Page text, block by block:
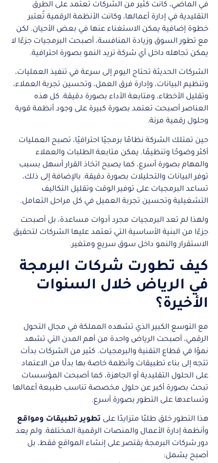
في الماضي، كانت كثير من الشركات تعتمد على الطرق
التقليدية في إدارة أعمالها، وكانت الأنظمة الرقمية تُعتبر
خطوة إضافية يمكن الاستغناء عنها في بعض الأحيان. لكن
مع تطور السوق وزيادة المنافسة، أصبحت البرمجيات جزءًا لا
يمكن تجاهله داخل أي شركة تريد النمو بصورة احترافية.
الشركات الحديثة تحتاج اليوم إلى سرعة في تنفيذ العمليات،
وتنظيم البيانات، وإدارة فرق العمل، وتحسين تجربة العملاء،
وتقليل الأخطاء، ومتابعة الأداء بصورة دقيقة. كل هذه
العناصر أصبحت تعتمد بصورة كبيرة على وجود أنظمة قوية
وحلول رقمية مرنة.
حين تمتلك الشركة نظامًا برمجيًا احترافيًا، تصبح العمليات
أكثر وضوحًا وتنظيمًا. يمكن متابعة الطلبات والعملاء
والمهام بصورة أسرع، كما يصبح اتخاذ القرار أسهل بسبب
توفر البيانات والتحليلات بصورة دقيقة. بالإضافة إلى ذلك،
تساعد البرمجيات على توفير الوقت وتقليل التكاليف
التشغيلية وتحسين تجربة العميل في كل مراحل التعامل.
ولهذا لم تعد البرمجيات مجرد أدوات مساعدة، بل أصبحت
جزءًا من البنية الأساسية التي تعتمد عليها الشركات لتحقيق
الاستقرار والنمو داخل سوق سريع ومتغير.
كيف تطورت شركات البرمجة
في الرياض خلال السنوات
الأخيرة؟
مع التوسع الكبير الذي تشهده المملكة في مجال التحول
الرقمي، أصبحت الرياض واحدة من أهم المدن التي تشهد
نموًا في قطاع التقنية والبرمجيات. كثير من الشركات بدأت
تتجه إلى بناء تطبيقات وأنظمة خاصة بها بدلًا من الاعتماد
على الحلول التقليدية أو الجاهزة، كما أصبحت المؤسسات
تبحث بصورة أكبر عن حلول مخصصة تناسب طبيعة أعمالها
وتساعدها على التطور بصورة أسرع.
هذا التطور خلق طلبًا متزايدًا على تطوير تطبيقات ومواقع
وأنظمة إدارة الأعمال والمنصات الرقمية المختلفة. ولم يعد
دور شركات البرمجة يقتصر على إنشاء المواقع فقط، بل
أصبح يشمل: